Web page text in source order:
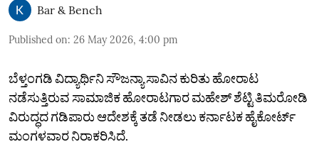
Bar & Bench
Published on: 26 May 2026, 4:00 pm
ಬೆಳ್ತಂಗಡಿ ವಿದ್ಯಾರ್ಥಿನಿ ಸೌಜನ್ಯಾ ಸಾವಿನ ಕುರಿತು ಹೋರಾಟ
ನಡೆಸುತ್ತಿರುವ ಸಾಮಾಜಿಕ ಹೋರಾಟಗಾರ ಮಹೇಶ್ ಶೆಟ್ಟಿ ತಿಮರೋಡಿ
ವಿರುದ್ಧದ ಗಡಿಪಾರು ಆದೇಶಕ್ಕೆ ತಡೆ ನೀಡಲು ಕರ್ನಾಟಕ ಹೈಕೋರ್ಟ್
ಮಂಗಳವಾರ ನಿರಾಕರಿಸಿದೆ.